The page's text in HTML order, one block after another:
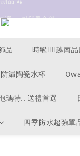
品 時髦❤️‍🔥越南品
漏陶瓷水杯
瑪特.. 送禮首選
四季防水超強單